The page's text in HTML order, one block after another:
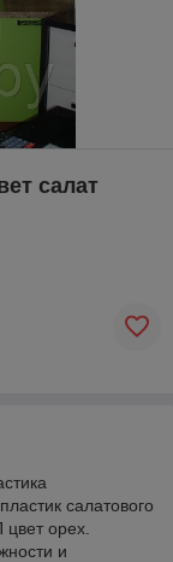
салат
салатового
орех.
и